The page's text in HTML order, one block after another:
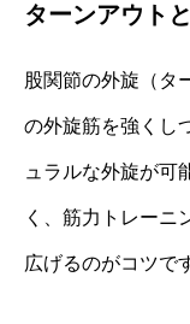
ターンアウト
股関節の外旋（タ
の外旋筋を強くし
ュラルな外旋が可
く、筋力トレーニ
広げるのがコツで